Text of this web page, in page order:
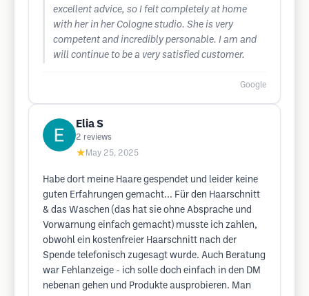
excellent advice, so I felt completely at home
with her in her Cologne studio. She is very
competent and incredibly personable. I am and
will continue to be a very satisfied customer.
Google
Elia S
2 reviews
★ May 25, 2025
Habe dort meine Haare gespendet und leider keine
guten Erfahrungen gemacht... Für den Haarschnitt
& das Waschen (das hat sie ohne Absprache und
Vorwarnung einfach gemacht) musste ich zahlen,
obwohl ein kostenfreier Haarschnitt nach der
Spende telefonisch zugesagt wurde. Auch Beratung
war Fehlanzeige - ich solle doch einfach in den DM
nebenan gehen und Produkte ausprobieren. Man